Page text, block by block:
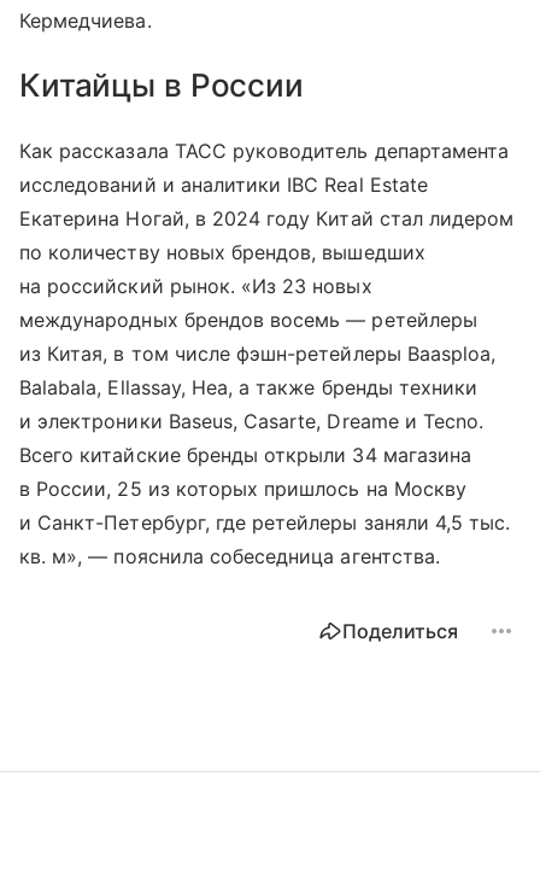
Кермедчиева.
Китайцы в России
Как рассказала ТАСС руководитель департамента
исследований и аналитики IBC Real Estate
Екатерина Ногай, в 2024 году Китай стал лидером
по количеству новых брендов, вышедших
на российский рынок. «Из 23 новых
международных брендов восемь — ретейлеры
из Китая, в том числе фэшн-ретейлеры Baasploa,
Balabala, Ellassay, Hea, а также бренды техники
и электроники Baseus, Casarte, Dreame и Tecno.
Всего китайские бренды открыли 34 магазина
в России, 25 из которых пришлось на Москву
и Санкт-Петербург, где ретейлеры заняли 4,5 тыс.
кв. м», — пояснила собеседница агентства.
Поделиться